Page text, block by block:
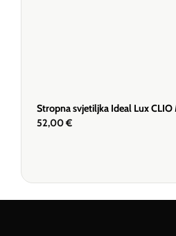
Stropna svjetiljka Ideal Lux CLIO
52,00€